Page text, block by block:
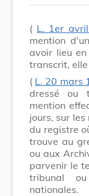
( L. 1er
mention
avoir lieu
transcrit,
( L. 20 mars
dressé ou
mention
jours, sur
du registre
trouve au
ou aux
parvenir le
tribunal
nationales.